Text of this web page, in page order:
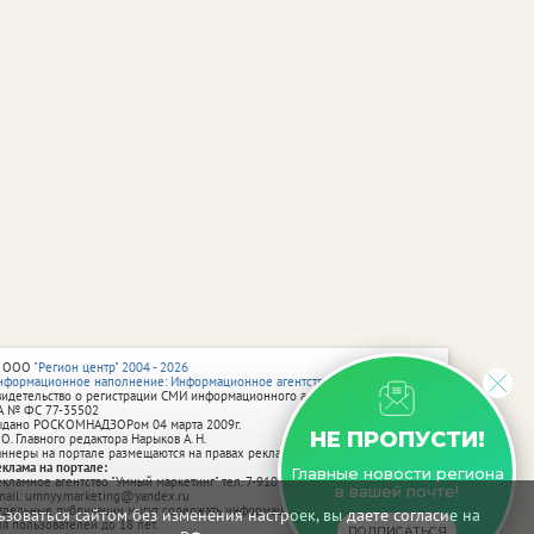
сайтом без изменения настроек, вы даете согласие на
НЕ ПРОПУСТИ!
Главные новости региона
в вашей почте!
"Регион центр" 2004 - 2026
наполнение: Информационное агентство vRossii.ru
о регистрации СМИ информационного агентства vRossii.ru
№ ФС 77‑35502
РОСКОМНАДЗОРом 04 марта 2009г.
Главного редактора Нарыков А. Н.
на портале размещаются на правах рекламы.
на портале:
агентство "Умный маркетинг" тел. 7-910-267-70-40,
umnyy.marketing@yandex.ru
публикации могут содержать информацию, не предназначенную
пользователей до 18 лет.